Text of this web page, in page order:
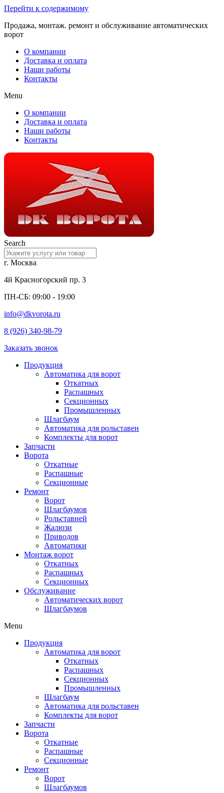
Перейти к содержимому
Продажа, монтаж. ремонт и обслуживание автоматических
ворот
О компании
Доставка и оплата
Наши работы
Контакты
Menu
О компании
Доставка и оплата
Наши работы
Контакты
Search
г. Москва
4й Красногорский пр. 3
ПН-СБ: 09:00 - 19:00
info@dkvorota.ru
8 (926) 340-98-79
Заказать звонок
Продукция
Автоматика для ворот
Откатных
Распашных
Секционных
Промышленных
Шлагбаум
Автоматика для рольставен
Комплекты для ворот
Запчасти
Ворота
Откатные
Распашные
Секционные
Ремонт
Ворот
Шлагбаумов
Рольставней
Жалюзи
Приводов
Автоматики
Монтаж ворот
Откатных
Распашных
Секционных
Обслуживание
Автоматических ворот
Шлагбаумов
Menu
Продукция
Автоматика для ворот
Откатных
Распашных
Секционных
Промышленных
Шлагбаум
Автоматика для рольставен
Комплекты для ворот
Запчасти
Ворота
Откатные
Распашные
Секционные
Ремонт
Ворот
Шлагбаумов